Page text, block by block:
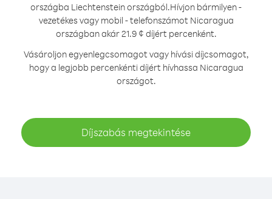
országba Liechtenstein országból.Hívjon bármilyen -
vezetékes vagy mobil - telefonszámot Nicaragua
országban akár 21.9 ¢ díjért percenként.
Vásároljon egyenlegcsomagot vagy hívási díjcsomagot,
hogy a legjobb percenkénti díjért hívhassa Nicaragua
országot.
Díjszabás megtekintése